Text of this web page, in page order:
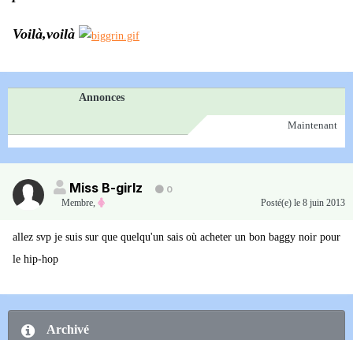
Voilà,voilà
Annonces
Maintenant
Miss B-girlz
0
Membre, Posté(e) le 8 juin 2013
allez svp je suis sur que quelqu'un sais où acheter un bon baggy noir pour
le hip-hop
Archivé